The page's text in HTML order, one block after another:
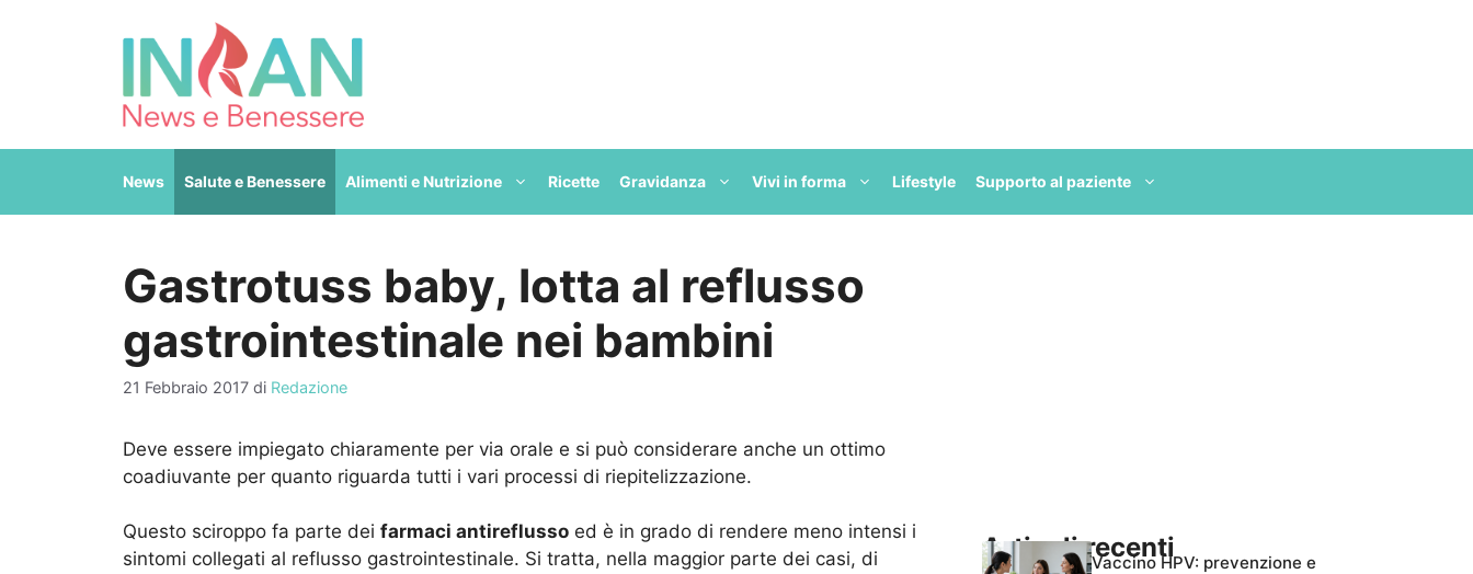
News Salute e Benessere Alimenti e Nutrizione Ricette Gravidanza Vivi in forma Lifestyle Supporto al paziente
Gastrotuss baby, lotta al reflusso
gastrointestinale nei bambini
21 Febbraio 2017 di Redazione
Deve essere impiegato chiaramente per via orale e si può considerare anche un ottimo
coadiuvante per quanto riguarda tutti i vari processi di riepitelizzazione.
Questo sciroppo fa parte dei farmaci antireflusso ed è in grado di rendere meno intensi i
sintomi collegati al reflusso gastrointestinale. Si tratta, nella maggior parte dei casi, di
Articoli recentiVaccino HPV: prevenzione e